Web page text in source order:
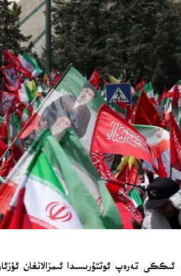
تەرەپ ئوتتۇرىسىدا ئىمزالانغان